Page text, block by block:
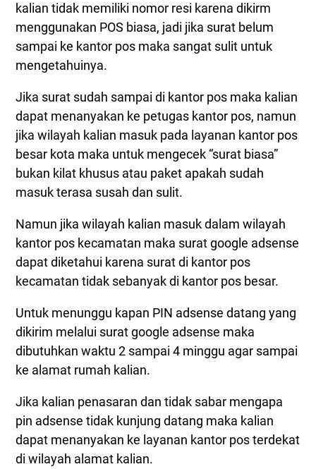
kalian tidak memiliki nomor resi karena dikirm
menggunakan POS biasa, jadi jika surat belum
sampai ke kantor pos maka sangat sulit untuk
mengetahuinya.
Jika surat sudah sampai di kantor pos maka kalian
dapat menanyakan ke petugas kantor pos, namun
jika wilayah kalian masuk pada layanan kantor pos
besar kota maka untuk mengecek “surat biasa”
bukan kilat khusus atau paket apakah sudah
masuk terasa susah dan sulit.
Namun jika wilayah kalian masuk dalam wilayah
kantor pos kecamatan maka surat google adsense
dapat diketahui karena surat di kantor pos
kecamatan tidak sebanyak di kantor pos besar.
Untuk menunggu kapan PIN adsense datang yang
dikirim melalui surat google adsense maka
dibutuhkan waktu 2 sampai 4 minggu agar sampai
ke alamat rumah kalian.
Jika kalian penasaran dan tidak sabar mengapa
pin adsense tidak kunjung datang maka kalian
dapat menanyakan ke layanan kantor pos terdekat
di wilayah alamat kalian.